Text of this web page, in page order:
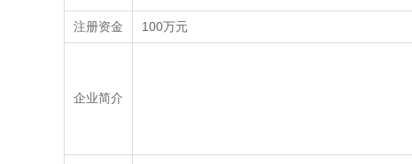
注册资金 100万元
企业简介